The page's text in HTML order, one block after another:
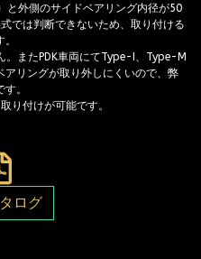
外側のサイドベアリング内径が50
では判断できないため、取り付ける
。またPDK車両にてType-I、Type-M
リングが取り外しにくいので、弊
。
り付けが可能です。
ログ